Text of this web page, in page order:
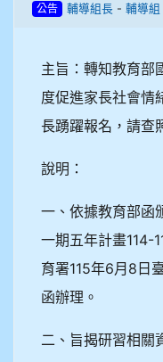
公告 輔導組長 - 輔導組
主旨：轉知教育部
度促進家長社會情
長踴躍報名，請查
說明：
一、依據教育部函
一期五年計畫114-
育署115年6月8日
函辦理。
二、旨揭研習相關